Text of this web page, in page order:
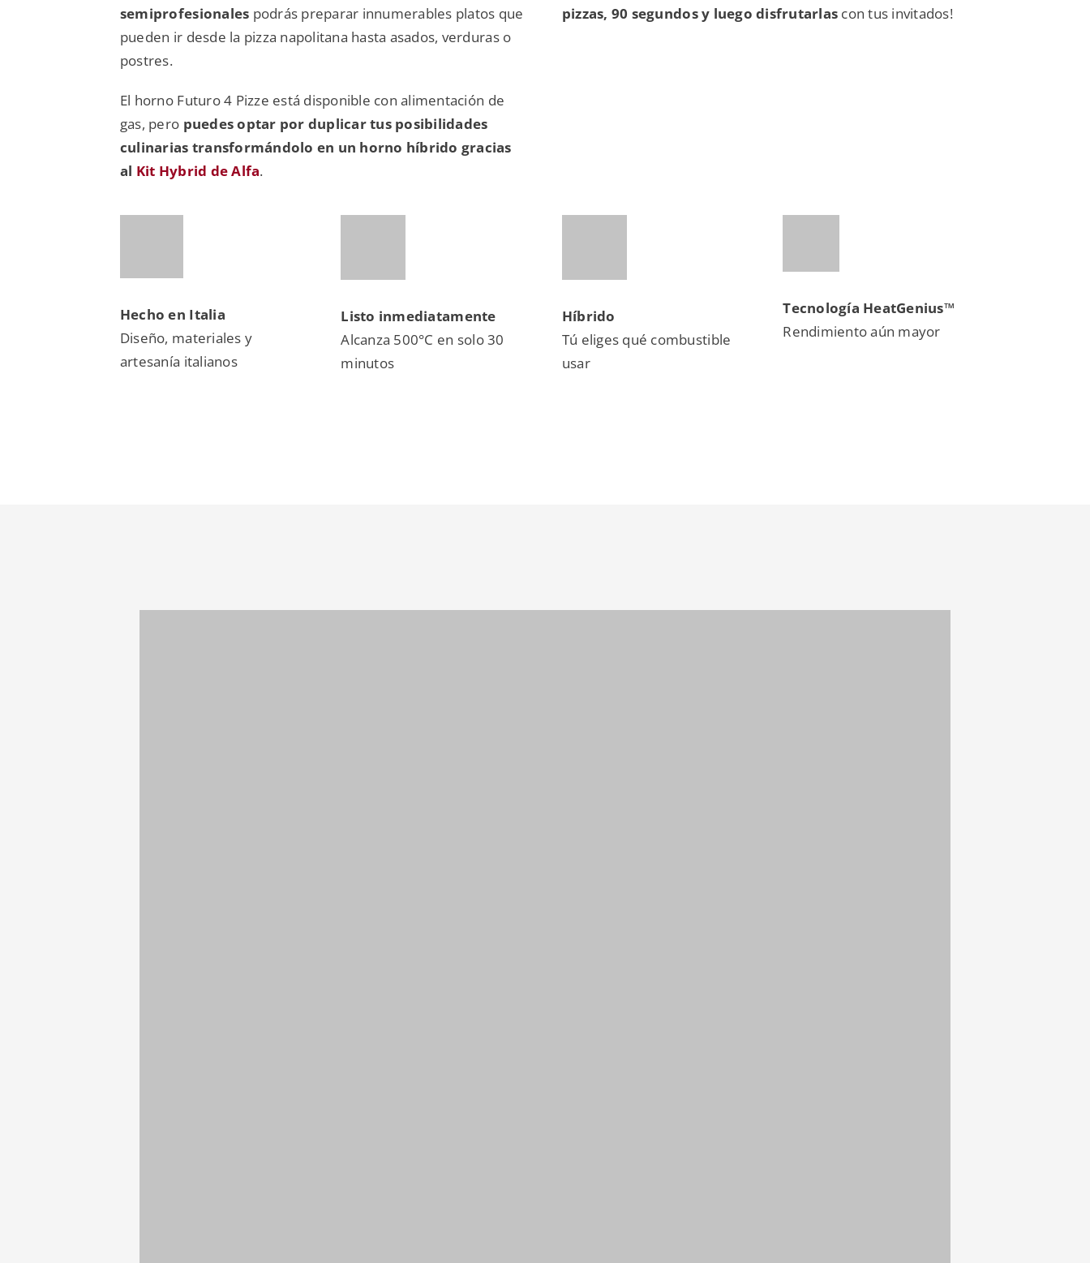
semiprofesionales podrás preparar innumerables platos que
pueden ir desde la pizza napolitana hasta asados, verduras o
postres.
El horno Futuro 4 Pizze está disponible con alimentación de
gas, pero puedes optar por duplicar tus posibilidades
culinarias transformándolo en un horno híbrido gracias
al Kit Hybrid de Alfa.
pizzas, 90 segundos y luego disfrutarlas con tus invitados!
Hecho en Italia
Diseño, materiales y
artesanía italianos
Listo inmediatamente
Alcanza 500°C en solo 30
minutos
Híbrido
Tú eliges qué combustible
usar
Tecnología HeatGenius™
Rendimiento aún mayor